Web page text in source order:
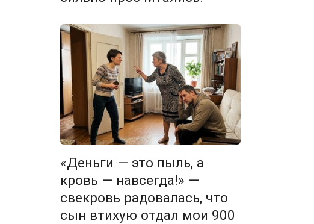
«Деньги — это пыль, а
кровь — навсегда!» —
свекровь радовалась, что
сын втихую отдал мои 900